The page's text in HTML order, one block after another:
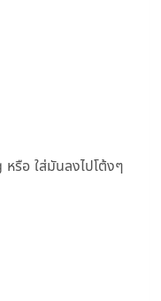
รือ ใส่มันลงไปโต้งๆ